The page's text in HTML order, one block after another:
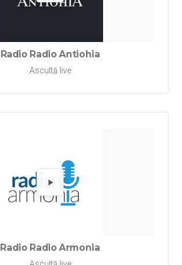
Redă
Radio Radio Antiohia
Ascultă live
Redă
Radio Radio Armonia